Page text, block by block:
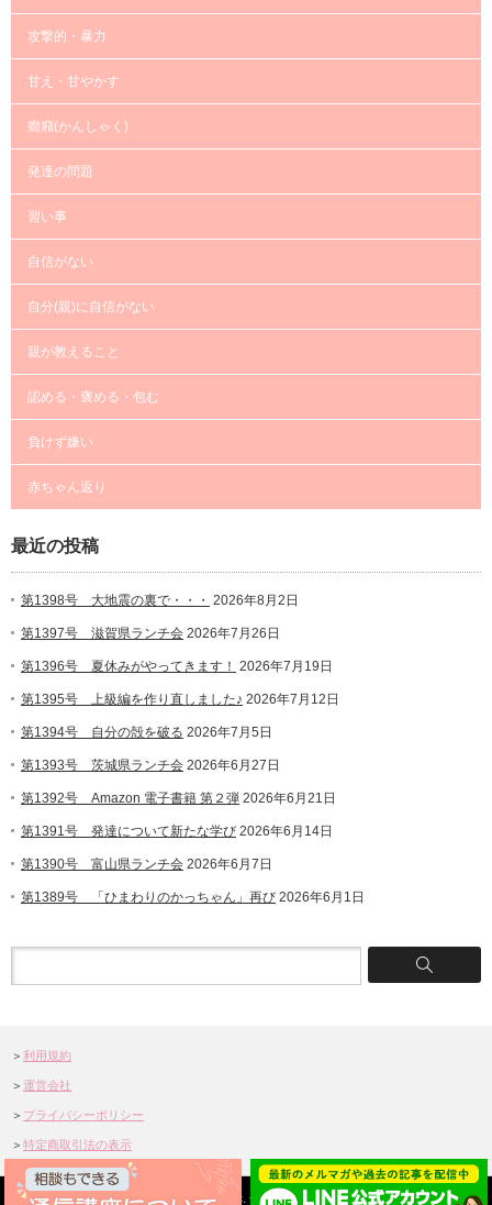
攻撃的・暴力
甘え・甘やかす
癇癪(かんしゃく)
発達の問題
習い事
自信がない
自分(親)に自信がない
親が教えること
認める・褒める・包む
負けず嫌い
赤ちゃん返り
最近の投稿
第1398号 大地震の裏で・・・ 2026年8月2日
第1397号 滋賀県ランチ会 2026年7月26日
第1396号 夏休みがやってきます！ 2026年7月19日
第1395号 上級編を作り直しました♪ 2026年7月12日
第1394号 自分の殻を破る 2026年7月5日
第1393号 茨城県ランチ会 2026年6月27日
第1392号 Amazon 電子書籍 第２弾 2026年6月21日
第1391号 発達について新たな学び 2026年6月14日
第1390号 富山県ランチ会 2026年6月7日
第1389号 「ひまわりのかっちゃん」再び 2026年6月1日
＞ 利用規約
＞ 運営会社
＞ プライバシーポリシー
＞ 特定商取引法の表示
©2004-2025 Shiawasena Okaasan Inc. 子育ての悩みなら「幸せなお母さんにな